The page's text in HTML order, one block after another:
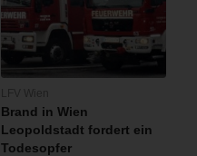
Brand in Wien
Leopoldstadt fordert ein
Todesopfer